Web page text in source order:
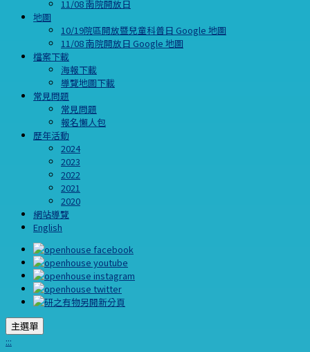
11/08 南院開放日
地圖
10/19院區開放暨兒童科普日 Google 地圖
11/08 南院開放日 Google 地圖
檔案下載
海報下載
導覽地圖下載
常見問題
常見問題
報名懶人包
歷年活動
2024
2023
2022
2021
2020
網站導覽
English
主選單
:::